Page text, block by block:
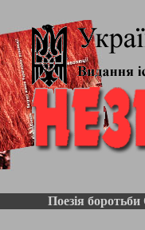
Поезія боротьби